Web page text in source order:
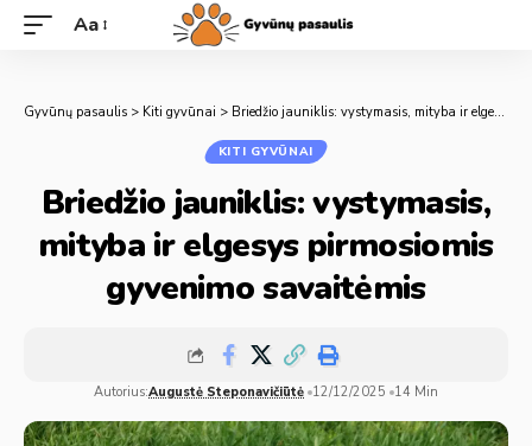
Aa
Gyvūnų pasaulis > Kiti gyvūnai > Briedžio jauniklis: vystymasis, mityba ir elgesys pirmosiomis gyvenimo savaitėmis
KITI GYVŪNAI
Briedžio jauniklis: vystymasis,
mityba ir elgesys pirmosiomis
gyvenimo savaitėmis
Autorius:Augustė Steponavičiūtė 12/12/2025 14 Min